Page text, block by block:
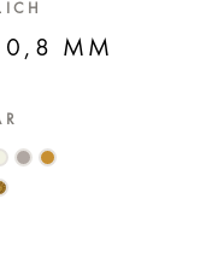
0,8 MM